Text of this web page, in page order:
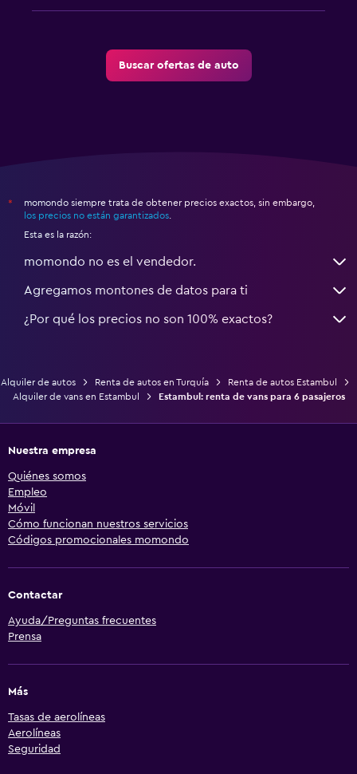
Buscar ofertas de auto
*
momondo siempre trata de obtener precios exactos, sin embargo,
los precios no están garantizados.
Esta es la razón:
momondo no es el vendedor.
Agregamos montones de datos para ti
¿Por qué los precios no son 100% exactos?
Alquiler de autos Renta de autos en Turquía
Renta de autos Estambul
Alquiler de vans en Estambul
Estambul: renta de vans para 6 pasajeros
Nuestra empresa
Quiénes somos
Empleo
Móvil
Cómo funcionan nuestros servicios
Códigos promocionales momondo
Contactar
Ayuda/Preguntas frecuentes
Prensa
Más
Tasas de aerolíneas
Aerolíneas
Seguridad